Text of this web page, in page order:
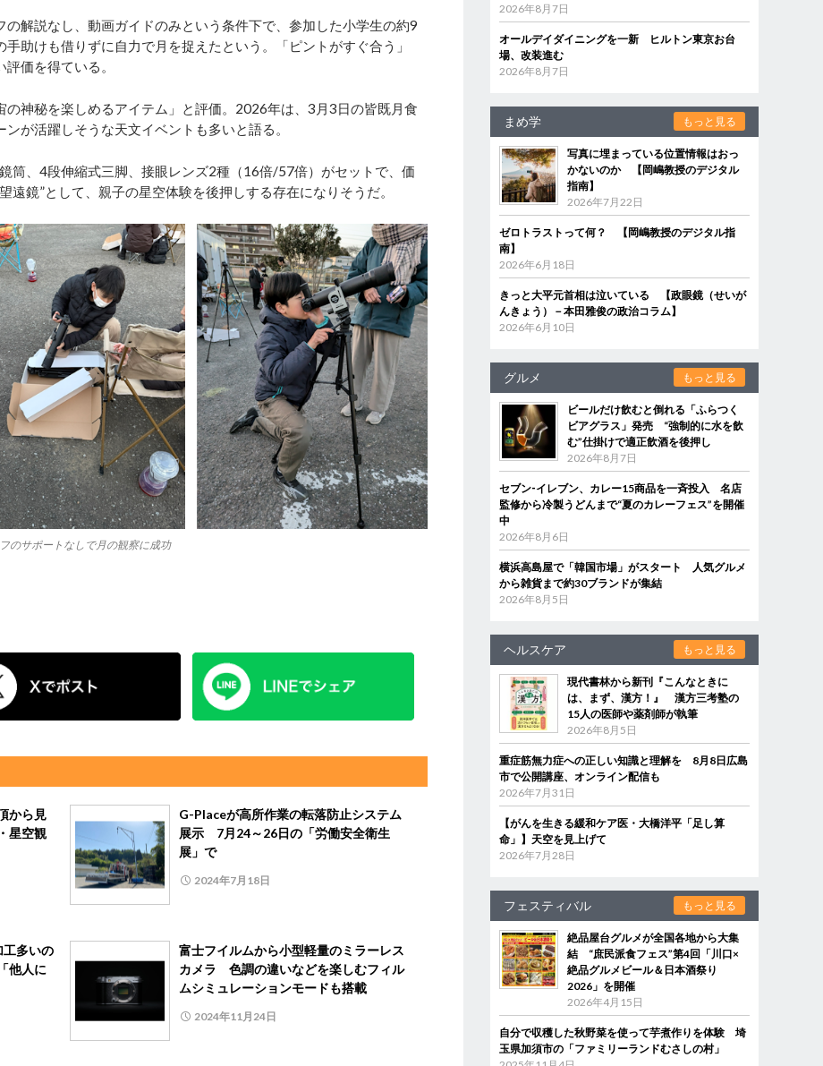
解説なし、動画ガイドのみという条件下で、参加した小学生の約9
助けも借りずに自力で月を捉えたという。「ピントがすぐ合う」
価を得ている。
神秘を楽しめるアイテム」と評価。2026年は、3月3日の皆既月食
が活躍しそうな天文イベントも多いと語る。
筒、4段伸縮式三脚、接眼レンズ2種（16倍/57倍）がセットで、価
鏡”として、親子の星空体験を後押しする存在になりそうだ。
のサポートなしで月の観察に成功
から見
星空観
G-Placeが高所作業の転落防止システム
展示 7月24～26日の「労働安全衛生
展」で
2024年7月18日
工多いの
他人に
富士フイルムから小型軽量のミラーレス
カメラ 色調の違いなどを楽しむフィル
ムシミュレーションモードも搭載
2024年11月24日
2026年8月7日
オールデイダイニングを一新 ヒルトン東京お台
場、改装進む
2026年8月7日
まめ学 もっと見る
写真に埋まっている位置情報はおっ
かないのか 【岡嶋教授のデジタル
指南】
2026年7月22日
ゼロトラストって何？ 【岡嶋教授のデジタル指
南】
2026年6月18日
きっと大平元首相は泣いている 【政眼鏡（せいが
んきょう）－本田雅俊の政治コラム】
2026年6月10日
グルメ もっと見る
ビールだけ飲むと倒れる「ふらつく
ビアグラス」発売 “強制的に水を飲
む”仕掛けで適正飲酒を後押し
2026年8月7日
セブン‐イレブン、カレー15商品を一斉投入 名店
監修から冷製うどんまで“夏のカレーフェス”を開催
中
2026年8月6日
横浜高島屋で「韓国市場」がスタート 人気グルメ
から雑貨まで約30ブランドが集結
2026年8月5日
ヘルスケア もっと見る
現代書林から新刊『こんなときに
は、まず、漢方！』 漢方三考塾の
15人の医師や薬剤師が執筆
2026年8月5日
重症筋無力症への正しい知識と理解を 8月8日広島
市で公開講座、オンライン配信も
2026年7月31日
【がんを生きる緩和ケア医・大橋洋平「足し算
命」】天空を見上げて
2026年7月28日
フェスティバル もっと見る
絶品屋台グルメが全国各地から大集
結 “庶民派食フェス”第4回「川口×
絶品グルメビール＆日本酒祭り
2026」を開催
2026年4月15日
自分で収穫した秋野菜を使って芋煮作りを体験 埼
玉県加須市の「ファミリーランドむさしの村」